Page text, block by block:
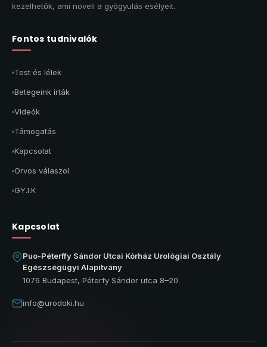
kezelhetők, ami növeli a gyógyulás esélyeit.
Fontos tudnivalók
Test és lélek
Betegeink írták
Videók
Támogatás
Kapcsolat
Orvos válaszol
GY.I.K
Kapcsolat
Puo-Péterffy Sándor Utcai Kórház Urológiai Osztály
Egészségügyi Alapítvány
1076 Budapest, Péterfy Sándor utca 8–20.
info@urodoki.hu